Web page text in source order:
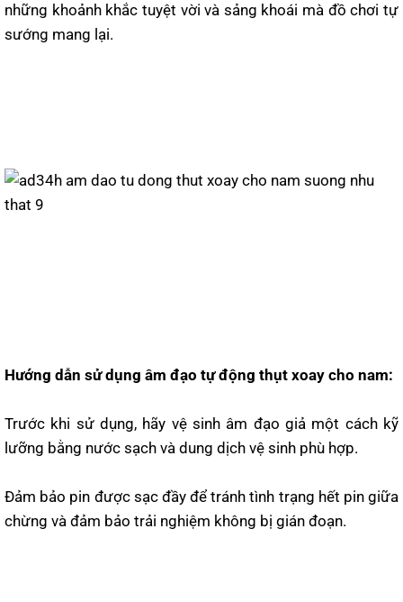
những khoảnh khắc tuyệt vời và sảng khoái mà đồ chơi tự
sướng mang lại.
Hướng dẫn sử dụng âm đạo tự động thụt xoay cho nam:
Trước khi sử dụng, hãy vệ sinh âm đạo giả một cách kỹ
lưỡng bằng nước sạch và dung dịch vệ sinh phù hợp.
Đảm bảo pin được sạc đầy để tránh tình trạng hết pin giữa
chừng và đảm bảo trải nghiệm không bị gián đoạn.